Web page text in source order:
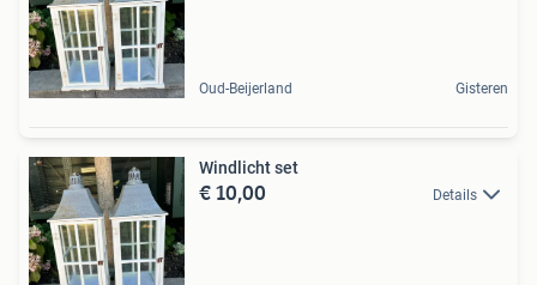
Oud-Beijerland Gisteren
Windlicht set
€ 10,00 Details